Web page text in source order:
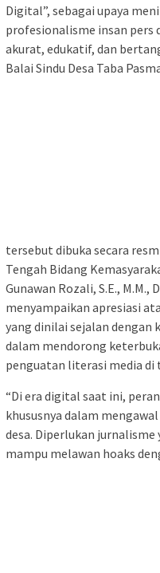
Digital”, sebagai upaya
profesionalisme insan pers
akurat, edukatif, dan
Balai Sindu Desa Taba
tersebut dibuka secara
Tengah Bidang
Gunawan Rozali, S.E., M.M.,
menyampaikan apresiasi
yang dinilai sejalan
dalam mendorong
penguatan literasi media di
“Di era digital saat ini,
khususnya dalam
desa. Diperlukan
mampu melawan hoaks